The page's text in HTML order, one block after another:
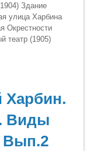
Здание
улица Харбина
Окрестности
театр (1905)
Харбин.
Виды
Вып.2